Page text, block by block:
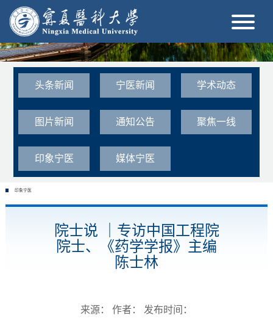
头条新闻 宁医新闻 学术动态
图片新闻 通知公告 聚焦一线
印象宁医 媒体宁医
印象宁医
院士说 ｜专访中国工程院
院士、《药学学报》主编
陈士林
来源： 作者： 发布时间：